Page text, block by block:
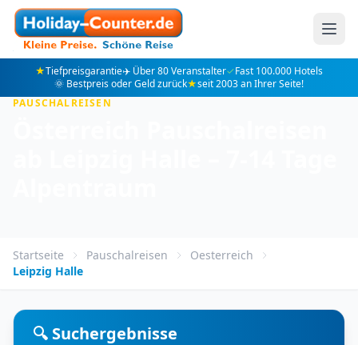
★Tiefpreisgarantie✈️ Über 80 Veranstalter✓Fast 100.000 Hotels
🌞 Bestpreis oder Geld zurück★seit 2003 an Ihrer Seite!
PAUSCHALREISEN
Startseite Pauschalreisen
Oesterreich
Leipzig Halle
🔍 Suchergebnisse